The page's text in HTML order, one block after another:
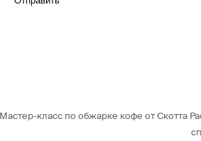
Мастер-класс по обжарке кофе от Скотта